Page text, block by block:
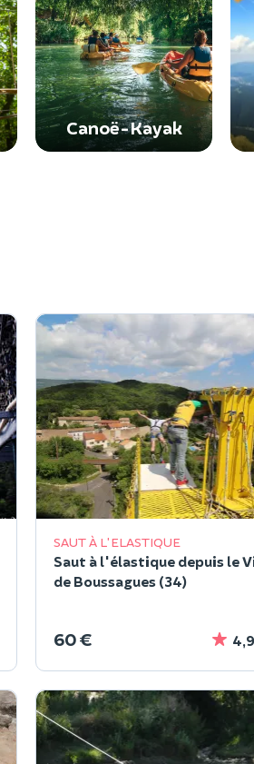
Canoë-Kayak
SAUT À L'ELASTIQUE
Saut à l'élastique depuis le
de Boussagues (34)
60 € 4,9